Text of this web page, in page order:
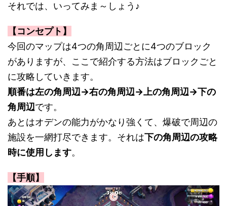
それでは、いってみま～しょう♪
【コンセプト】
今回のマップは4つの角周辺ごとに4つのブロック
がありますが、ここで紹介する方法はブロックごと
に攻略していきます。
順番は左の角周辺→右の角周辺→上の角周辺→下の
角周辺です。
あとはオデンの能力がかなり強くて、爆破で周辺の
施設を一網打尽できます。それは下の角周辺の攻略
時に使用します。
【手順】